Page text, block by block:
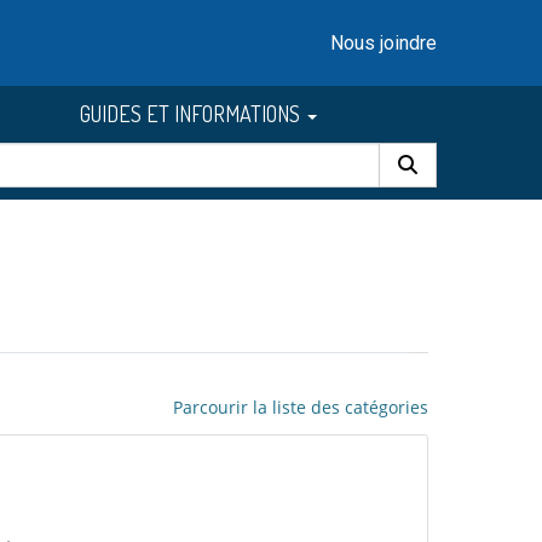
Nous joindre
GUIDES ET INFORMATIONS
Parcourir la liste des catégories